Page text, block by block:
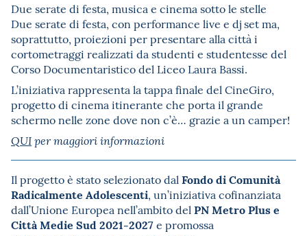
Due serate di festa, musica e cinema sotto le stelle
Due serate di festa, con performance live e dj set ma,
soprattutto, proiezioni per presentare alla città i
cortometraggi realizzati da studenti e studentesse del
Corso Documentaristico del Liceo Laura Bassi.
L’iniziativa rappresenta la tappa finale del CineGiro,
progetto di cinema itinerante che porta il grande
schermo nelle zone dove non c’è… grazie a un camper!
QUIper maggiori informazioni
Il progetto è stato selezionato dal Fondo di Comunità
Radicalmente Adolescenti, un’iniziativa cofinanziata
dall’Unione Europea nell’ambito del PN Metro Plus e
Città Medie Sud 2021-2027e promossa